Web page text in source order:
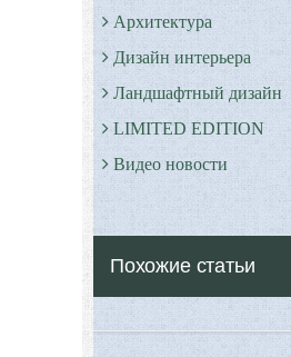
Архитектура
Дизайн интерьера
Ландшафтный дизайн
LIMITED EDITION
Видео новости
Другие услуги
Похожие статьи